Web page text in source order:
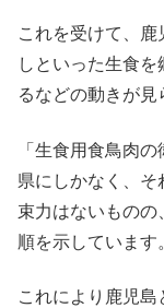
これを受けて、
しといった生食
るなどの動きが見
「生食用食鳥肉
県にしかなく、そ
束力はないもの
順を示しています
これにより鹿児